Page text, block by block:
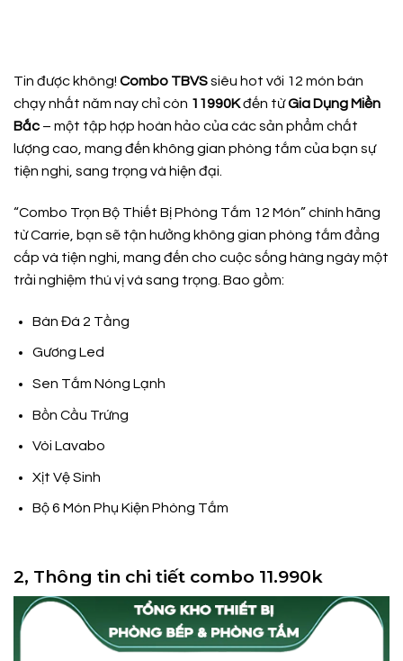
Tin được không! Combo TBVSsiêu hot với 12 món bán
chạy nhất năm nay chỉ còn 11990Kđến từGia Dụng Miền
Bắc – một tập hợp hoàn hảo của các sản phẩm chất
lượng cao, mang đến không gian phòng tắm của bạn sự
tiện nghi, sang trọng và hiện đại.
“Combo Trọn Bộ Thiết Bị Phòng Tắm 12 Món” chính hãng
từ Carrie, bạn sẽ tận hưởng không gian phòng tắm đẳng
cấp và tiện nghi, mang đến cho cuộc sống hàng ngày một
trải nghiệm thú vị và sang trọng. Bao gồm:
Bàn Đá 2 Tầng
Gương Led
Sen Tắm Nóng Lạnh
Bồn Cầu Trứng
Vòi Lavabo
Xịt Vệ Sinh
Bộ 6 Món Phụ Kiện Phòng Tắm
2, Thông tin chi tiết combo 11.990k